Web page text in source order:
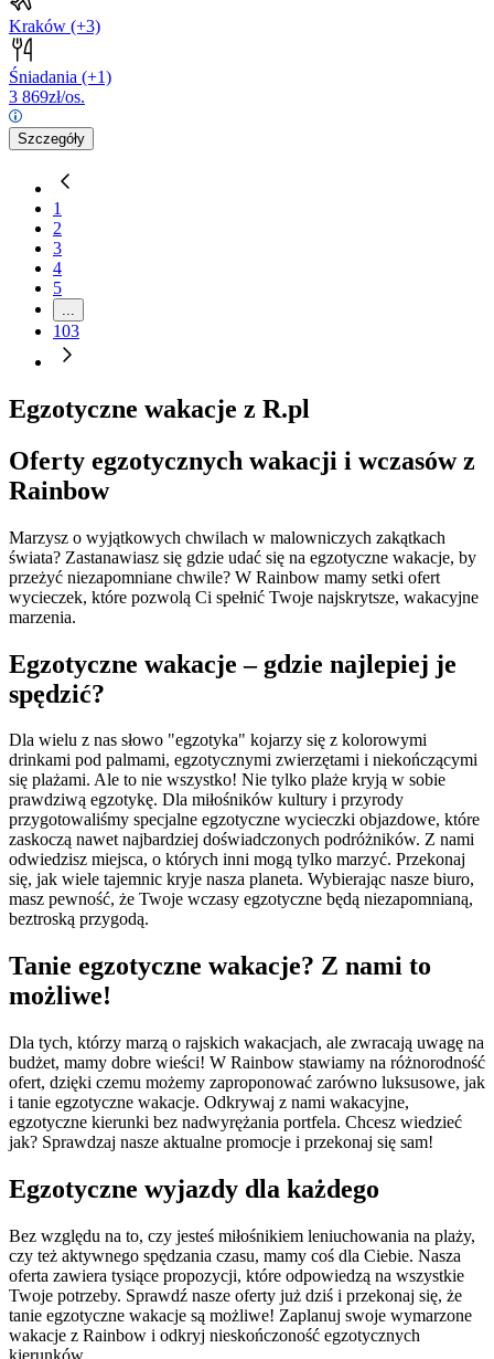
Kraków (+3)
Śniadania (+1)
3 869zł/os.
Szczegóły
1
2
3
4
5
103
Egzotyczne wakacje z R.pl
Oferty egzotycznych wakacji i wczasów z
Rainbow
Marzysz o wyjątkowych chwilach w malowniczych zakątkach
świata? Zastanawiasz się gdzie udać się na egzotyczne wakacje, by
przeżyć niezapomniane chwile? W Rainbow mamy setki ofert
wycieczek, które pozwolą Ci spełnić Twoje najskrytsze, wakacyjne
marzenia.
Egzotyczne wakacje – gdzie najlepiej je
spędzić?
Dla wielu z nas słowo "egzotyka" kojarzy się z kolorowymi
drinkami pod palmami, egzotycznymi zwierzętami i niekończącymi
się plażami. Ale to nie wszystko! Nie tylko plaże kryją w sobie
prawdziwą egzotykę. Dla miłośników kultury i przyrody
przygotowaliśmy specjalne egzotyczne wycieczki objazdowe, które
zaskoczą nawet najbardziej doświadczonych podróżników. Z nami
odwiedzisz miejsca, o których inni mogą tylko marzyć. Przekonaj
się, jak wiele tajemnic kryje nasza planeta. Wybierając nasze biuro,
masz pewność, że Twoje wczasy egzotyczne będą niezapomnianą,
beztroską przygodą.
Tanie egzotyczne wakacje? Z nami to
możliwe!
Dla tych, którzy marzą o rajskich wakacjach, ale zwracają uwagę na
budżet, mamy dobre wieści! W Rainbow stawiamy na różnorodność
ofert, dzięki czemu możemy zaproponować zarówno luksusowe, jak
i tanie egzotyczne wakacje. Odkrywaj z nami wakacyjne,
egzotyczne kierunki bez nadwyrężania portfela. Chcesz wiedzieć
jak? Sprawdzaj nasze aktualne promocje i przekonaj się sam!
Egzotyczne wyjazdy dla każdego
Bez względu na to, czy jesteś miłośnikiem leniuchowania na plaży,
czy też aktywnego spędzania czasu, mamy coś dla Ciebie. Nasza
oferta zawiera tysiące propozycji, które odpowiedzą na wszystkie
Twoje potrzeby. Sprawdź nasze oferty już dziś i przekonaj się, że
tanie egzotyczne wakacje są możliwe! Zaplanuj swoje wymarzone
wakacje z Rainbow i odkryj nieskończoność egzotycznych
kierunków.